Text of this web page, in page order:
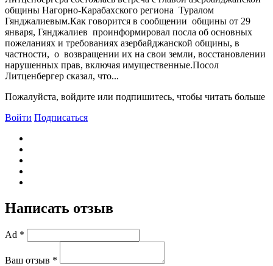
общины Нагорно-Карабахского региона Туралом
Гянджалиевым.Как говорится в сообщении общины от 29
января, Гянджалиев проинформировал посла об основных
пожеланиях и требованиях азербайджанской общины, в
частности, о возвращении их на свои земли, восстановлении
нарушенных прав, включая имущественные.Посол
Литценбергер сказал, что...
Пожалуйста, войдите или подпишитесь, чтобы читать больше
Войти Подписаться
Написать отзыв
Ad *
Ваш отзыв *